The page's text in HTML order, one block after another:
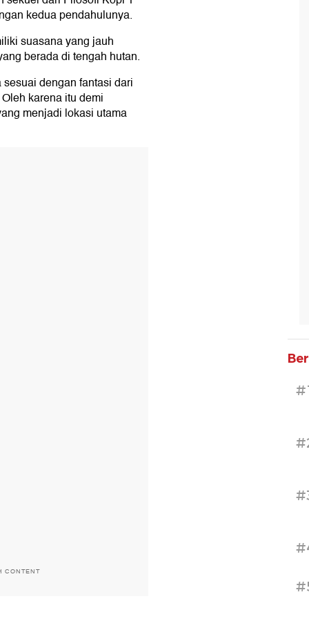
kedua pendahulunya.
suasana yang jauh
berada di tengah hutan.
dengan fantasi dari
karena itu demi
menjadi lokasi utama
CONTENT